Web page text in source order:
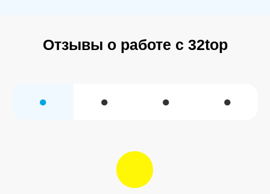
Отзывы о работе с 32top
● ● ● ●